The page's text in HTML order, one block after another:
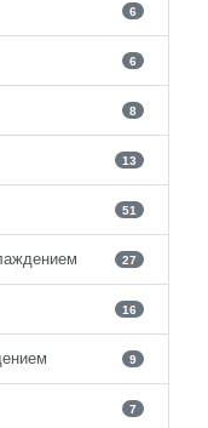
6
6
8
13
51
27
16
9
7